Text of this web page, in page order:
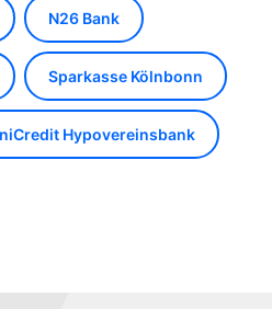
N26 Bank
Sparkasse Kölnbonn
Hypovereinsbank